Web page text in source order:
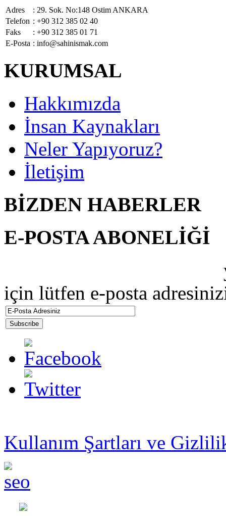
Adres
: 29. Sok. No:148 Ostim ANKARA
Telefon : +90 312 385 02 40
Faks
: +90 312 385 01 71
E-Posta : info@sahinismak.com
KURUMSAL
Hakkımızda
İnsan Kaynakları
Neler Yapıyoruz?
İletişim
BİZDEN HABERLER
E-POSTA ABONELİĞİ
için lütfen e-posta
Kullanım Şartları ve